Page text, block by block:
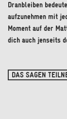
Dranbleiben
aufzunehmen mit
Moment auf der
dich auch jenseits
DAS SAGEN